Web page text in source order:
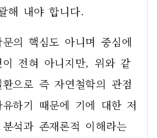
해 내야 합니다.
의 핵심도 아니며 중심에
전혀 아니지만, 위와 같
으로 즉 자연철학의 관점
하기 때문에 기에 대한 저
석과 존재론적 이해라는